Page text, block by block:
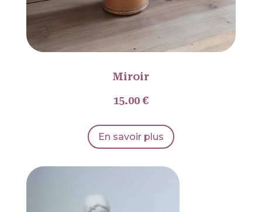
Miroir
15.00 €
En savoir plus